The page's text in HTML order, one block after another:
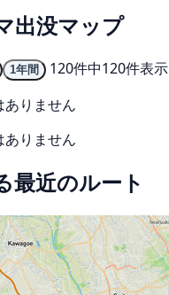
出没マップ
1年間
120件中120件表示
ありません
ありません
最近のルート